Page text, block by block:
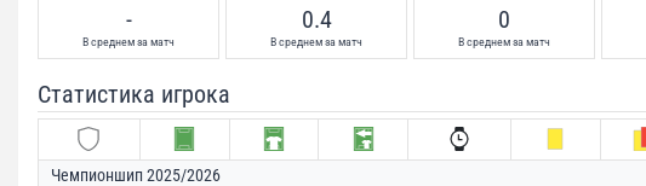
-
В среднем за матч
0.4
В среднем за матч
0
В среднем за матч
Статистика игрока
Чемпионшип 2025/2026